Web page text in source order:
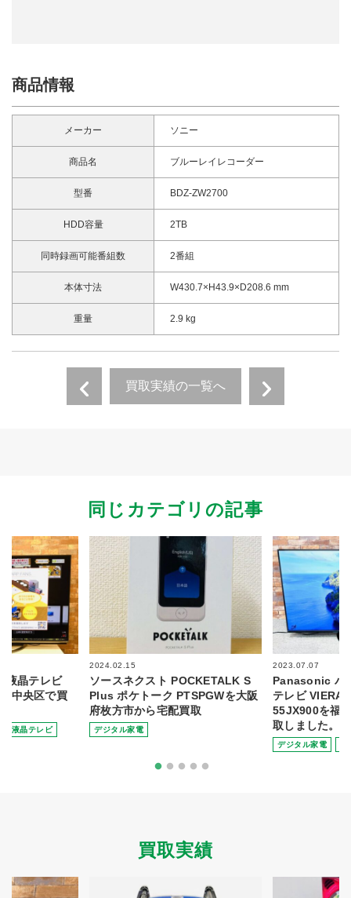
商品情報
メーカー ソニー
商品名 ブルーレイレコーダー
型番 BDZ-ZW2700
HDD容量 2TB
同時録画可能番組数 2番組
本体寸法 W430.7×H43.9×D208.6 mm
重量 2.9 kg
買取実績の一覧へ
同じカテゴリの記事
液晶テレビ
中央区で買
液晶テレビ
2024.02.15
ソースネクスト POCKETALK S
Plus ポケトーク PTSPGWを大阪
府枚方市から宅配買取
デジタル家電
2023.07.07
Panasonic パ
テレビ VIERA
55JX900を福
取しました。
デジタル家電
買取実績